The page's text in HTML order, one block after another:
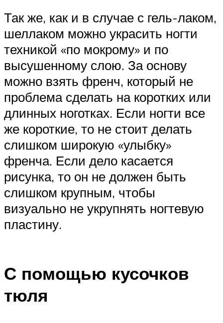
Так же, как и в случае с гель-лаком,
шеллаком можно украсить ногти
техникой «по мокрому» и по
высушенному слою. За основу
можно взять френч, который не
проблема сделать на коротких или
длинных ноготках. Если ногти все
же короткие, то не стоит делать
слишком широкую «улыбку»
френча. Если дело касается
рисунка, то он не должен быть
слишком крупным, чтобы
визуально не укрупнять ногтевую
пластину.
С помощью кусочков
тюля